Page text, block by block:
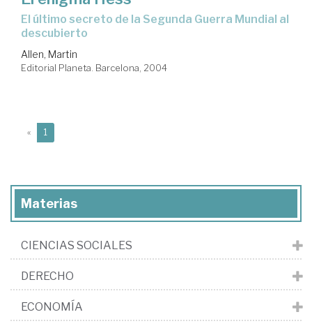
el último secreto de la Segunda Guerra Mundial al
descubierto
Allen, Martin
Editorial Planeta. Barcelona, 2004
« 1
Materias
CIENCIAS SOCIALES
DERECHO
ECONOMÍA